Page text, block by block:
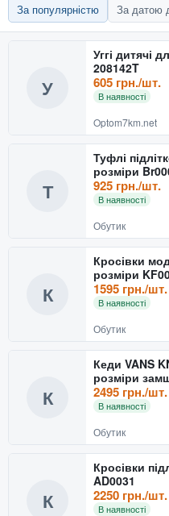
За популярністю За датою
У
Уггі дитячі
208142T
605 грн./шт.
В наявності
Optom7km.net
Т
Туфлі
розміри
925 грн./шт.
В наявності
Обутик
К
Кросівки
розміри
1595 грн./шт.
В наявності
Обутик
К
Кеди VANS
розміри
2495 грн./шт.
В наявності
Обутик
К
Кросівки
AD0031
2250 грн./шт.
В наявності